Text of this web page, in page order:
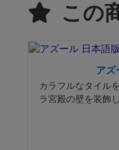
この
アズ
カラフルなタイル
ラ宮殿の壁を装飾